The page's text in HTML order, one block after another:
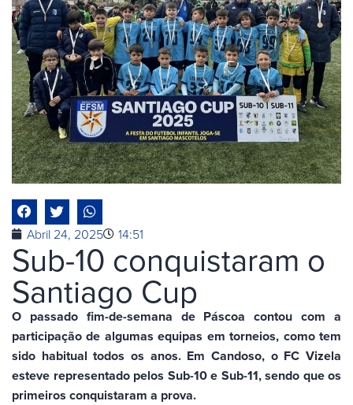
Abril 24, 2025 14:51
Sub-10 conquistaram o
Santiago Cup
O passado fim-de-semana de Páscoa contou com a
participação de algumas equipas em torneios, como tem
sido habitual todos os anos. Em Candoso, o FC Vizela
esteve representado pelos Sub-10 e Sub-11, sendo que os
primeiros conquistaram a prova.